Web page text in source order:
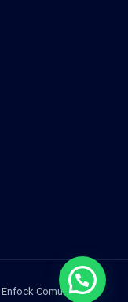
Enfock Comunicação